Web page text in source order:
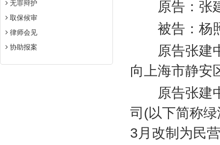
无罪辩护
取保候审
律师会见
协助报案
原告：张
被告：杨
原告张建中
向上海市静安
原告张建中
司 (以下简称
3月改制为民